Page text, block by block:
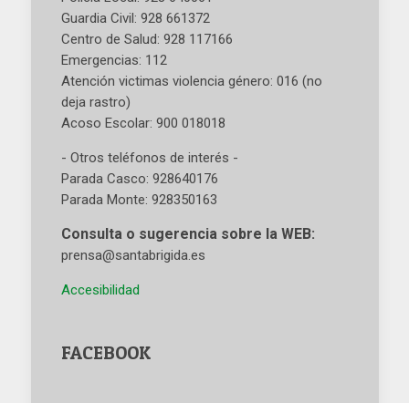
Guardia Civil: 928 661372
Centro de Salud: 928 117166
Emergencias: 112
Atención victimas violencia género: 016 (no
deja rastro)
Acoso Escolar: 900 018018
- Otros teléfonos de interés -
Parada Casco: 928640176
Parada Monte: 928350163
Consulta o sugerencia sobre la WEB:
prensa@santabrigida.es
Accesibilidad
FACEBOOK